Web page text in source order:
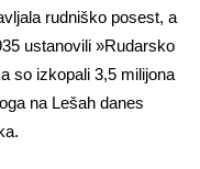
rudniško posest, a
ustanovili »Rudarsko
so izkopali 3,5 milijona
na Lešah danes